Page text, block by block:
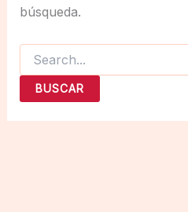
búsqueda.
Buscar
por: